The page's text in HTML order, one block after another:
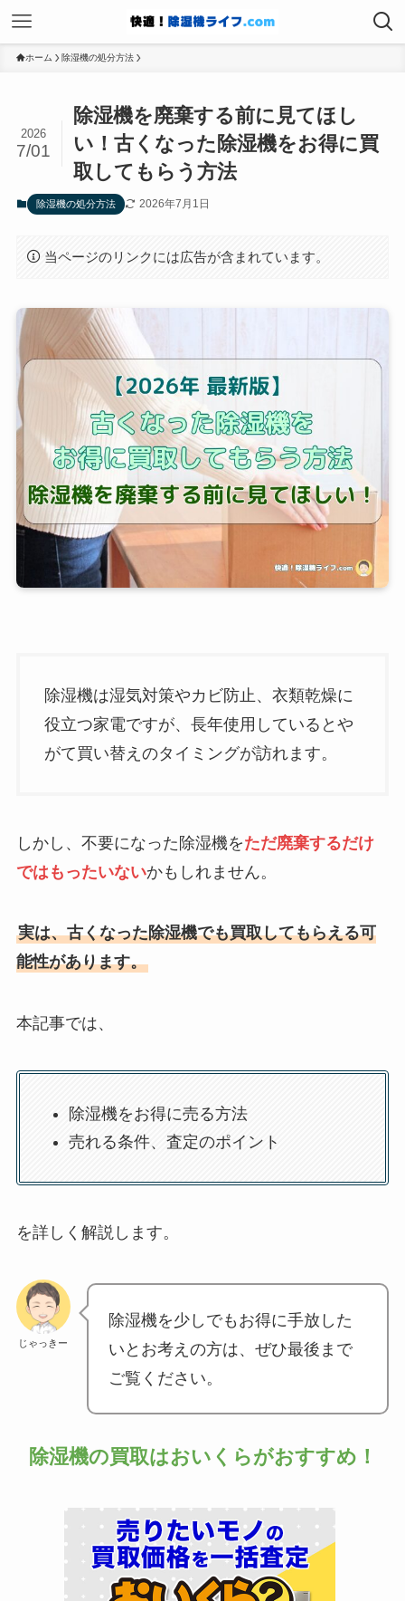
ホーム 除湿機の処分方法
除湿機を廃棄する前に見てほし
い！古くなった除湿機をお得に買
取してもらう方法
2026
7/01
除湿機の処分方法 2026年7月1日
当ページのリンクには広告が含まれています。
除湿機は湿気対策やカビ防止、衣類乾燥に
役立つ家電ですが、長年使用しているとや
がて買い替えのタイミングが訪れます。
しかし、不要になった除湿機をただ廃棄するだけ
ではもったいないかもしれません。
実は、古くなった除湿機でも買取してもらえる可
能性があります。
本記事では、
除湿機をお得に売る方法
売れる条件、査定のポイント
を詳しく解説します。
じゃっきー
除湿機を少しでもお得に手放した
いとお考えの方は、ぜひ最後まで
ご覧ください。
除湿機の買取はおいくらがおすすめ！